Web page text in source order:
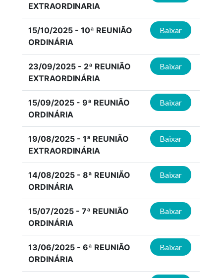
EXTRAORDINARIA
15/10/2025 - 10ª REUNIÃO
ORDINÁRIA
Baixar
23/09/2025 - 2ª REUNIÃO
EXTRAORDINÁRIA
Baixar
15/09/2025 - 9ª REUNIÃO
ORDINÁRIA
Baixar
19/08/2025 - 1ª REUNIÃO
EXTRAORDINÁRIA
Baixar
14/08/2025 - 8ª REUNIÃO
ORDINÁRIA
Baixar
15/07/2025 - 7ª REUNIÃO
ORDINÁRIA
Baixar
13/06/2025 - 6ª REUNIÃO
ORDINÁRIA
Baixar